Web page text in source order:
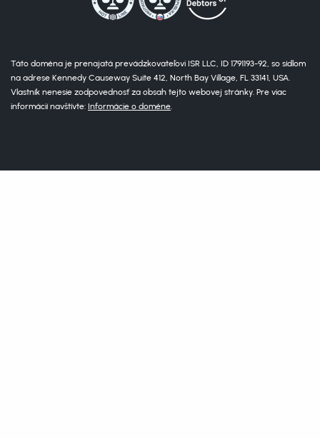
Táto doména je prenajatá prevádzkovateľovi ISR LLC, ID 1791193-92, so sídlom
na adrese Kennedy Causeway Suite 412, North Bay Village, FL 33141, USA.
Vlastník nenesie zodpovednosť za obsah tejto webovej stránky. Pre viac
informácií navštívte: Informácie o doméne.